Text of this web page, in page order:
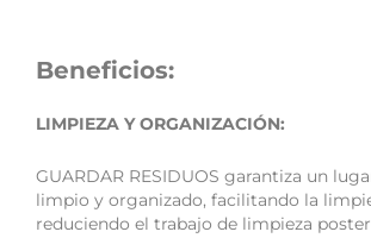
Beneficios:
LIMPIEZA Y ORGANIZACIÓN:
GUARDAR RESIDUOS garantiza un
limpio y organizado, facilitando la
reduciendo el trabajo de limpieza